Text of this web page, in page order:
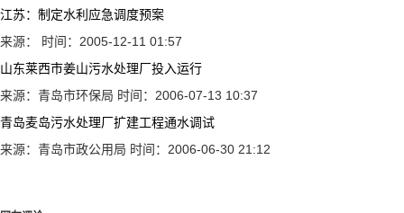
江苏：制定水利应急调度预案
来源：
时间：2005-12-11 01:57
山东莱西市姜山污水处理厂投入运行
来源：青岛市环保局 时间：2006-07-13 10:37
青岛麦岛污水处理厂扩建工程通水调试
来源：青岛市政公用局 时间：2006-06-30 21:12